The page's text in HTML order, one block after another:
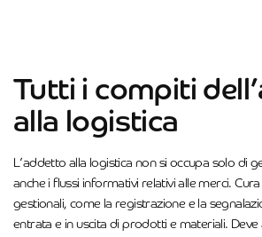
Tutti i compiti
alla logistica
L’addetto alla logistica non si occupa solo di
anche i flussi informativi relativi alle merci.
gestionali, come la registrazione e la
entrata e in uscita di prodotti e materiali.